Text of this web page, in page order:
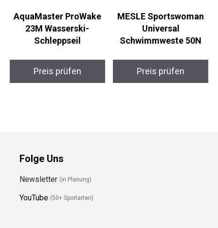
AquaMaster ProWake
23M Wasserski-
Schleppseil
Preis prüfen
MESLE Sportswoman
Universal
Schwimmweste 50N
Preis prüfen
Folge Uns
Newsletter (in Planung)
YouTube (50+ Sportarten)